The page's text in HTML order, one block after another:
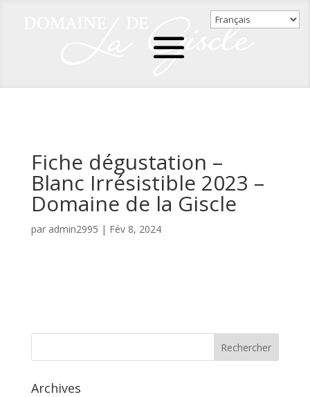
Fiche dégustation –
Blanc Irrésistible 2023 –
Domaine de la Giscle
par admin2995 | Fév 8, 2024
Archives